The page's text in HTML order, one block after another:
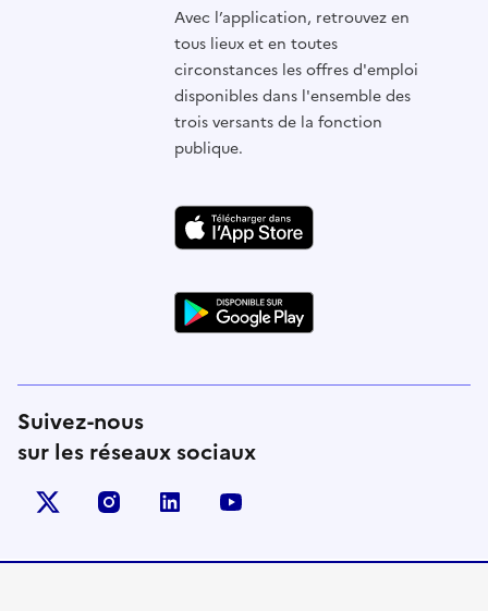
Avec l’application, retrouvez en
tous lieux et en toutes
circonstances les offres d'emploi
disponibles dans l'ensemble des
trois versants de la fonction
publique.
Suivez-nous
sur les réseaux sociaux
X (anciennement Twitter)
instagramlinkedin